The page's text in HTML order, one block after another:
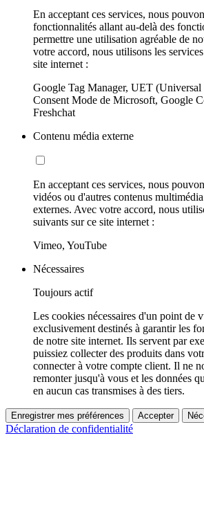
En acceptant ces services, nous
fonctionnalités allant au-delà des
permettre une utilisation agréable de
votre accord, nous utilisons les
site internet :
Google Tag Manager, UET
Consent Mode de Microsoft, Google
Freshchat
Contenu média externe
En acceptant ces services, nous
vidéos ou d'autres contenus
externes. Avec votre accord, nous
suivants sur ce site internet :
Vimeo, YouTube
Nécessaires
Toujours actif
Les cookies nécessaires d'un point de
exclusivement destinés à garantir les
de notre site internet. Ils servent par
puissiez collecter des produits dans
connecter à votre compte client. Il ne
remonter jusqu'à vous et les données
en aucun cas transmises à des tiers.
Enregistrer mes préférences Accepter
Déclaration de confidentialité